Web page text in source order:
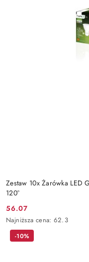
Zestaw 10x Żarówka
120°
Cena
promocyjna:
56.07
Najniższa
cena
Najniższa cena: 62.3
-10%